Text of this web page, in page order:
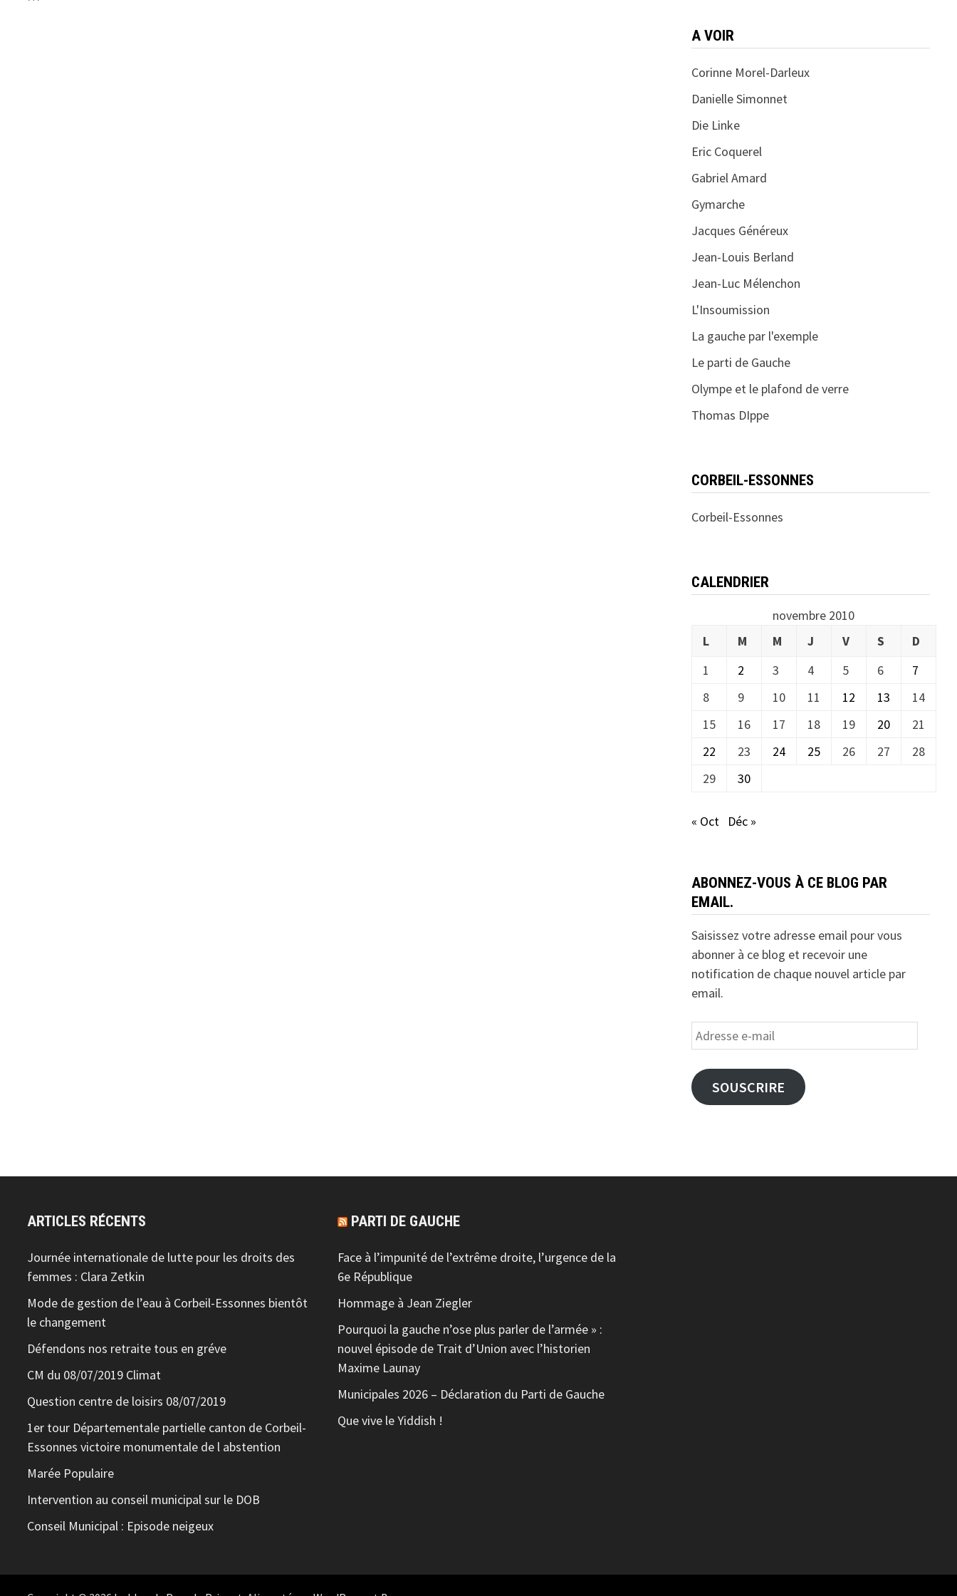
A VOIR
Corinne Morel-Darleux
Danielle Simonnet
Die Linke
Eric Coquerel
Gabriel Amard
Gymarche
Jacques Généreux
Jean-Louis Berland
Jean-Luc Mélenchon
L'Insoumission
La gauche par l'exemple
Le parti de Gauche
Olympe et le plafond de verre
Thomas DIppe
CORBEIL-ESSONNES
Corbeil-Essonnes
CALENDRIER
novembre 2010
L
M M J V S
D
1
2 3 4 5 6
7
8
9 10 11 12 13
14
15
16 17 18 19 20
21
22
23 24 25 26 27
28
29
30
« Oct Déc »
ABONNEZ-VOUS À CE BLOG PAR
EMAIL.
Saisissez votre adresse email pour vous
abonner à ce blog et recevoir une
notification de chaque nouvel article par
email.
Adresse
e-
mail
SOUSCRIRE
ARTICLES RÉCENTS
Journée internationale de lutte pour les droits des
femmes : Clara Zetkin
Mode de gestion de l’eau à Corbeil-Essonnes bientôt
le changement
Défendons nos retraite tous en gréve
CM du 08/07/2019 Climat
Question centre de loisirs 08/07/2019
1er tour Départementale partielle canton de Corbeil-
Essonnes victoire monumentale de l abstention
Marée Populaire
Intervention au conseil municipal sur le DOB
Conseil Municipal : Episode neigeux
PARTI DE GAUCHE
Face à l’impunité de l’extrême droite, l’urgence de la
6e République
Hommage à Jean Ziegler
Pourquoi la gauche n’ose plus parler de l’armée » :
nouvel épisode de Trait d’Union avec l’historien
Maxime Launay
Municipales 2026 – Déclaration du Parti de Gauche
Que vive le Yiddish !